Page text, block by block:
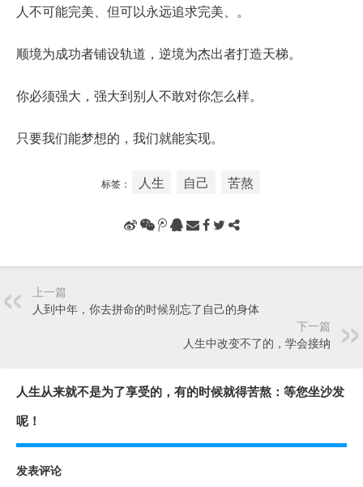
人不可能完美、但可以永远追求完美、。
顺境为成功者铺设轨道，逆境为杰出者打造天梯。
你必须强大，强大到别人不敢对你怎么样。
只要我们能梦想的，我们就能实现。
标签： 人生 自己 苦熬
上一篇
人到中年，你去拼命的时候别忘了自己的身体
下一篇
人生中改变不了的，学会接纳
人生从来就不是为了享受的，有的时候就得苦熬：等您坐沙发
呢！
发表评论